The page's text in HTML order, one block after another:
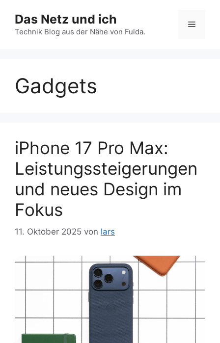
Inhalt
springen
Das Netz und ich
Technik Blog aus der Nähe von Fulda.
Menü
Gadgets
iPhone 17 Pro Max:
Leistungssteigerungen
und neues Design im
Fokus
11. Oktober 2025 von lars